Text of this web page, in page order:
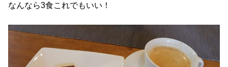
なんなら3食これでもいい！